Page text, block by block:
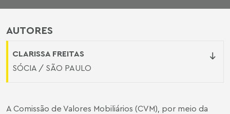
AUTORES
CLARISSA FREITAS
SÓCIA / SÃO PAULO
A Comissão de Valores Mobiliários (CVM), por meio da